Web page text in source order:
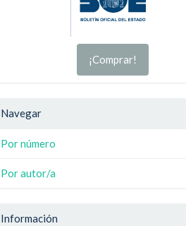
¡Comprar!
Navegar
Por número
Por autor/a
Información